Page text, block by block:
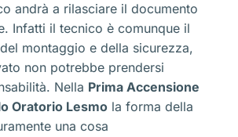
andrà a rilasciare il documento
Infatti il tecnico è comunque il
montaggio e della sicurezza,
non potrebbe prendersi
Nella Prima Accensione
Oratorio Lesmo la forma della
una cosa